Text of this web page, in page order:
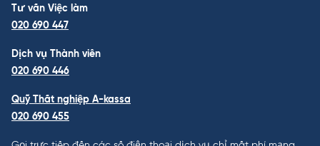
Tư vấn Việc làm
020 690 447
Dịch vụ Thành viên
020 690 446
Quỹ Thất nghiệp A-kassa
020 690 455